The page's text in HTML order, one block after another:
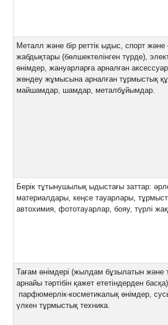
Металл және бір реттік ыдыс, спорт
жабдықтары (бөлшектелінген түрде),
өнімдер, жануарларға арналған
жөндеу жұмысына арналған тұрмыстық
майшамдар, шамдар, металбұйымдар.
Берік тұтынушылық ыдыстағы заттар:
материалдары, кеңсе тауарлары,
автохимия, фототауарлар, бояу, түрлі
Тағам өнімдері (жылдам бұзылатын
арнайы тәртібін қажет ететіндерден
парфюмерлік-косметикалық өнімдер,
үлкен тұрмыстық техника.